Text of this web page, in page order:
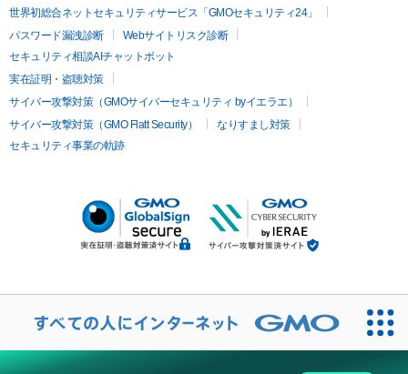
世界初総合ネットセキュリティサービス「GMOセキュリティ24」
パスワード漏洩診断
Webサイトリスク診断
セキュリティ相談AIチャットボット
実在証明・盗聴対策
サイバー攻撃対策（GMOサイバーセキュリティ byイエラエ）
サイバー攻撃対策（GMO Flatt Security）
なりすまし対策
セキュリティ事業の軌跡